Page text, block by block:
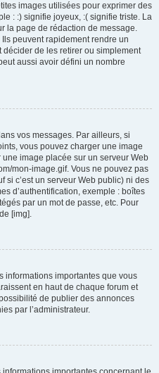
images utilisées pour exprimer des
: :) signifie joyeux, :( signifie triste. La
la page de rédaction de message.
peuvent rapidement rendre un
de les retirer ou simplement
aussi avoir défini un nombre
vos messages. Par ailleurs, si
vous pouvez charger une image
image placée sur un serveur Web
mon-image.gif. Vous ne pouvez pas
si c’est un serveur Web public) ni des
d’authentification, exemple : boîtes
par un mot de passe, etc. Pour
[img].
informations importantes que vous
en haut de chaque forum et
de publier des annonces
par l’administrateur.